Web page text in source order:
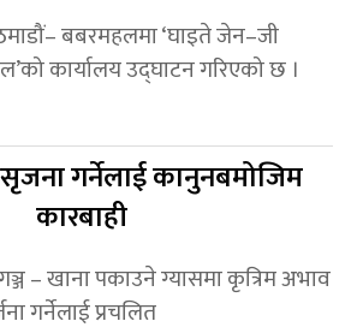
बबरमहलमा ‘घाइते जेन–जी
कार्यालय उद्घाटन गरिएको छ ।
गर्नेलाई कानुनबमोजिम
कारबाही
– खाना पकाउने ग्यासमा कृत्रिम अभाव
गर्नेलाई प्रचलित